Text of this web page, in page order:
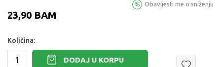
23,90 BAM
Obavijesti me o sniženju
Količina:
DODAJ U KORPU